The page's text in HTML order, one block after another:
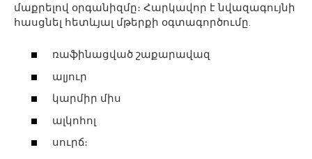
մաքրելով օրգանիզմը։ Հարկավոր է նվազագույնի
հասցնել հետևյալ մթերքի օգտագործումը.
ռաֆինացված շաքարավազ
ալյուր
կարմիր միս
ալկոհոլ
սուրճ։